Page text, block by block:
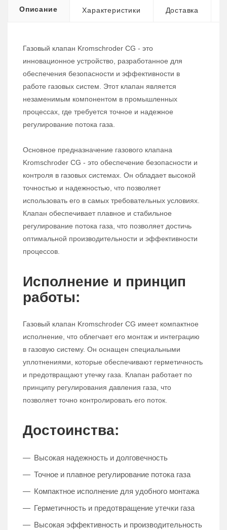
Описание Характеристики Доставка
Газовый клапан Kromschroder CG - это
инновационное устройство, разработанное для
обеспечения безопасности и эффективности в
работе газовых систем. Этот клапан является
незаменимым компонентом в промышленных
процессах, где требуется точное и надежное
регулирование потока газа.
Основное предназначение газового клапана
Kromschroder CG - это обеспечение безопасности и
контроля в газовых системах. Он обладает высокой
точностью и надежностью, что позволяет
использовать его в самых требовательных условиях.
Клапан обеспечивает плавное и стабильное
регулирование потока газа, что позволяет достичь
оптимальной производительности и эффективности
процессов.
Исполнение и принцип
работы:
Газовый клапан Kromschroder CG имеет компактное
исполнение, что облегчает его монтаж и интеграцию
в газовую систему. Он оснащен специальными
уплотнениями, которые обеспечивают герметичность
и предотвращают утечку газа. Клапан работает по
принципу регулирования давления газа, что
позволяет точно контролировать его поток.
Достоинства:
Высокая надежность и долговечность
Точное и плавное регулирование потока газа
Компактное исполнение для удобного монтажа
Герметичность и предотвращение утечки газа
Высокая эффективность и производительность